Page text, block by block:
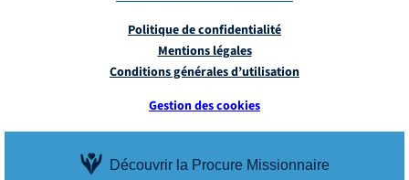
Découvrir la Procure Missionnaire
Politique de confidentialité
Mentions légales
Conditions générales d’utilisation
Gestion des cookies